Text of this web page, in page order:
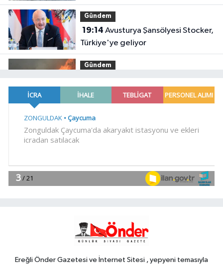
Gündem
19:14
Türkiye'ye geliyor
Gündem
soruşturma sürüyor.. 34 şüpheliden
9'u tutuklandı
19:04Fethiye açıklarında
18:46
şampiyonluğa koştu
Ereğli Önder Gazetesi ve İnternet Sitesi , yepyeni temasıyla